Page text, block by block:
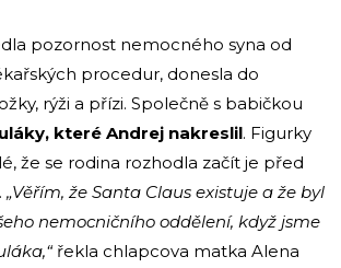
pozornost nemocného syna od
procedur, donesla do
rýži a přízi. Společně s babičkou
které Andrej nakreslil. Figurky
že se rodina rozhodla začít je před
„Věřím, že Santa Claus existuje a že byl
nemocničního oddělení, když jsme
řekla chlapcova matka Alena